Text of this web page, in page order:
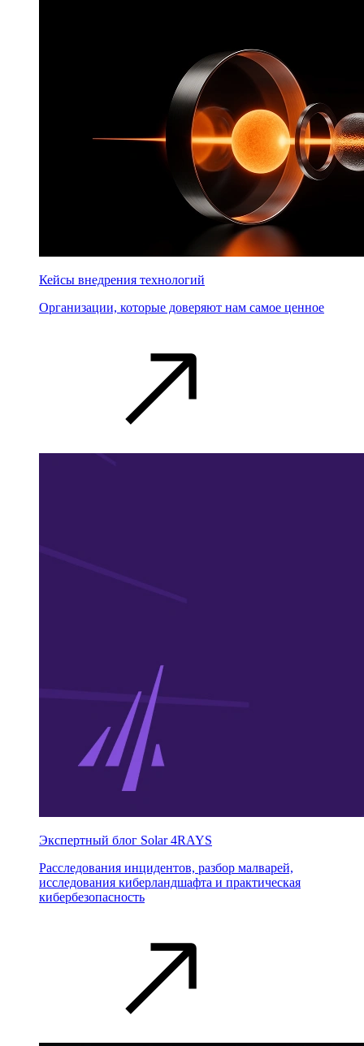
Кейсы внедрения технологий
Организации, которые доверяют нам самое ценное
Экспертный блог Solar 4RAYS
Расследования инцидентов, разбор малварей,
исследования киберландшафта и практическая
кибербезопасность